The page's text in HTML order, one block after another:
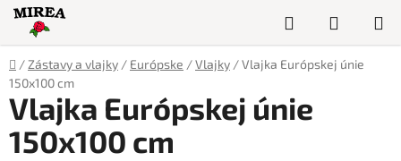
Prejsť
obsah
Hľadať
KOŠÍK
Domov
/ Zástavy a vlajky / Európske /Vlajky /Vlajka Európskej únie
150x100 cm
Vlajka Európskej únie
150x100 cm